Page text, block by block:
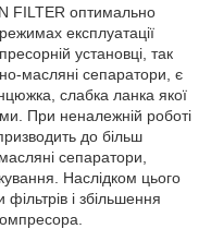
FILTER оптимально
експлуатації
установці, так
масляні сепаратори, є
слабка ланка якої
При неналежній роботі
до більш
сепаратори,
Наслідком цього
і збільшення